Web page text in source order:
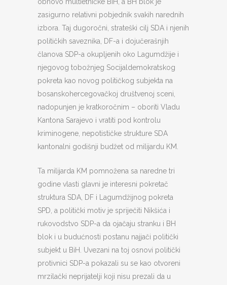
zasigurno relativni pobjednik svakih narednih
izbora. Taj dugoročni, strateški cilj SDA i njenih
političkih saveznika, DF-a i dojučerašnjih
članova SDP-a okupljenih oko Lagumdžije i
njegovog tobožnjeg Socijaldemokratskog
pokreta kao novog političkog subjekta na
bosanskohercegovačkoj društvenoj sceni,
nadopunjen je kratkoročnim – oboriti Vladu
Kantona Sarajevo i vratiti pod kontrolu
kriminogene, nepotističke strukture SDA
kantonalni godišnji budžet od milijardu KM.
Ta milijarda KM pomnožena sa naredne tri
godine vlasti glavni je interesni pokretač
struktura SDA, DF i Lagumdžijnog pokreta
SPD, a politički motiv je spriječiti Nikšića i
rukovodstvo SDP-a da ojačaju stranku i BH
blok i u budućnosti postanu najjači politički
subjekt u BiH. Uvezani na toj osnovi politički
protivnici SDP-a pokazali su se kao otvoreni
mrzilački neprijatelji koji nisu prezali da u